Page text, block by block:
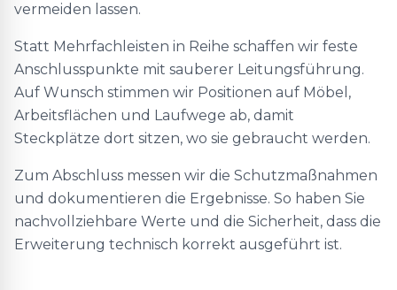
vermeiden lassen.
Statt Mehrfachleisten in Reihe schaffen wir feste
Anschlusspunkte mit sauberer Leitungsführung.
Auf Wunsch stimmen wir Positionen auf Möbel,
Arbeitsflächen und Laufwege ab, damit
Steckplätze dort sitzen, wo sie gebraucht werden.
Zum Abschluss messen wir die Schutzmaßnahmen
und dokumentieren die Ergebnisse. So haben Sie
nachvollziehbare Werte und die Sicherheit, dass die
Erweiterung technisch korrekt ausgeführt ist.